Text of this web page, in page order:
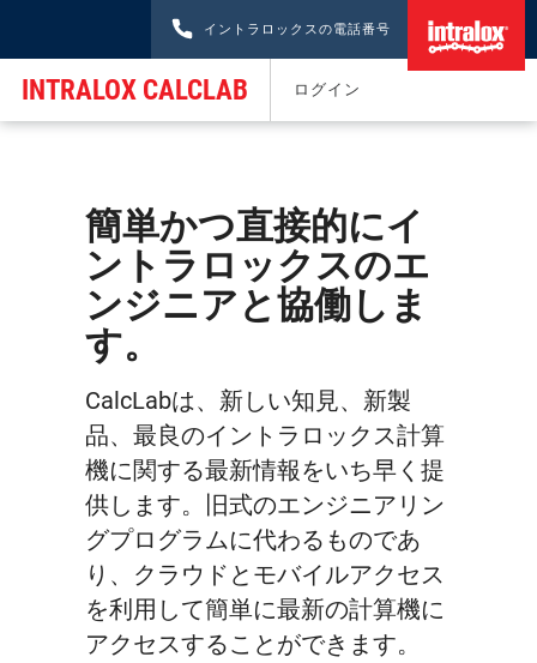
イントラロックスの電話番号
INTRALOX CALCLAB ログイン
簡単かつ直接的にイ
ントラロックスのエ
ンジニアと協働しま
す。
CalcLabは、新しい知見、新製
品、最良のイントラロックス計算
機に関する最新情報をいち早く提
供します。旧式のエンジニアリン
グプログラムに代わるものであ
り、クラウドとモバイルアクセス
を利用して簡単に最新の計算機に
アクセスすることができます。